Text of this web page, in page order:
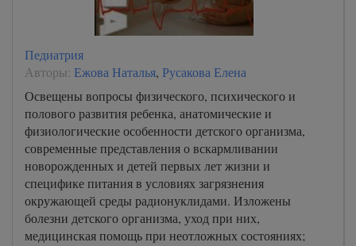
Педиатрия
Авторы: Ежова Наталья, Русакова Елена
Освещены вопросы физического, психического и
полового развития ребенка, анатомические и
физиологические особенности детского организма,
современные представления о вскармливании
новорожденных и детей первых лет жизни и
специфике питания в условиях загрязнения
окружающей среды радионуклидами. Изложены
болезни детского организма, уход при них,
медицинская помощь при неотложных состояниях;